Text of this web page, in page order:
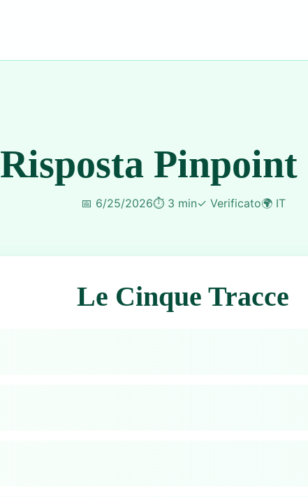
Risposta Pinpoint
📅 6/25/2026⏱️ 3 min✓ Verificato🌍 IT
Le Cinque Tracce